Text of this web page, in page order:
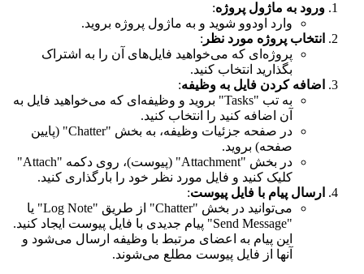
ورود به ماژول پروژه:
وارد اودوو شوید و به ماژول پروژه بروید.
انتخاب پروژه مورد نظر :
پروژه‌ای که می‌خواهید فایل‌های آن را به اشتراک
بگذارید انتخاب کنید.
اضافه کردن فایل به وظیفه:
به تب "Tasks" بروید و وظیفه‌ای که می‌خواهید فایل به
آن اضافه کنید را انتخاب کنید.
در صفحه جزئیات وظیفه، به بخش "Chatter" (پایین
صفحه) بروید.
در بخش "Attachment" (پیوست)، روی دکمه "Attach"
کلیک کنید و فایل مورد نظر خود را بارگذاری کنید.
ارسال پیام با فایل پیوست:
می‌توانید در بخش "Chatter" از طریق "Log Note" یا
"Send Message" پیام جدیدی با فایل پیوست ایجاد کنید.
این پیام به اعضای مرتبط با وظیفه ارسال می‌شود و
آنها از فایل پیوست مطلع می‌شوند.